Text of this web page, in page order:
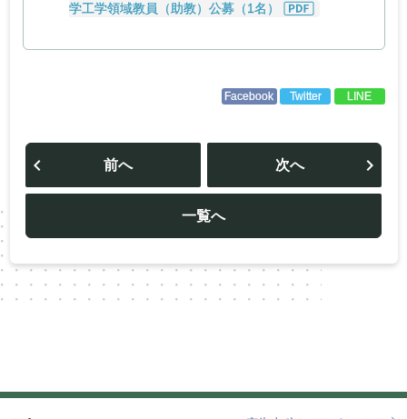
学工学領域教員（助教）公募（1名）
Facebook Twitter LINE
投
ビ
ー
シ
ョ
前へ
一覧へ
次へ